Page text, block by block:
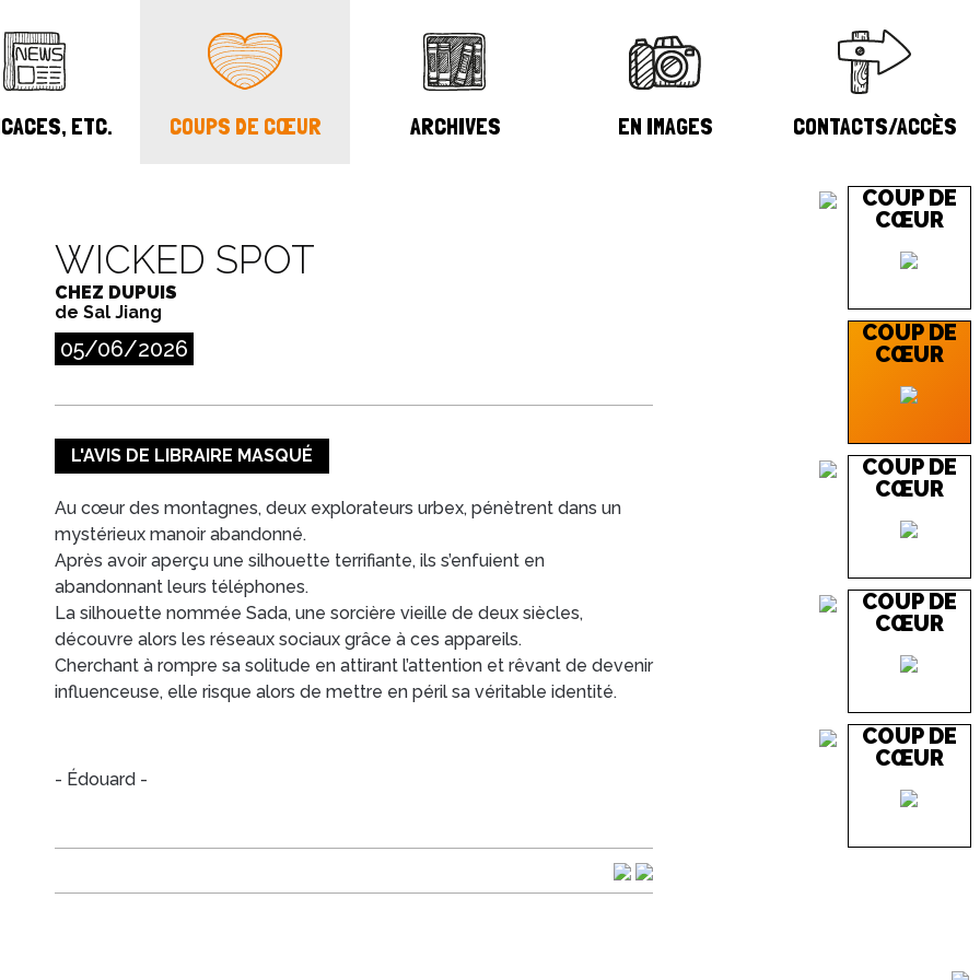
ETC. COUPS DE CŒUR ARCHIVES EN IMAGES CONTACTS/ACCÈS
WICKED SPOT
CHEZ DUPUIS
de Sal Jiang
05/06/2026
L'AVIS DE LIBRAIRE MASQUÉ
Au cœur des montagnes, deux explorateurs urbex, pénètrent dans un
mystérieux manoir abandonné.
Après avoir aperçu une silhouette terrifiante, ils s’enfuient en
abandonnant leurs téléphones.
La silhouette nommée Sada, une sorcière vieille de deux siècles,
découvre alors les réseaux sociaux grâce à ces appareils.
Cherchant à rompre sa solitude en attirant l’attention et rêvant de devenir
influenceuse, elle risque alors de mettre en péril sa véritable identité.
- Édouard -
COUP DE
CŒUR
COUP DE
CŒUR
COUP DE
CŒUR
COUP DE
CŒUR
COUP DE
CŒUR